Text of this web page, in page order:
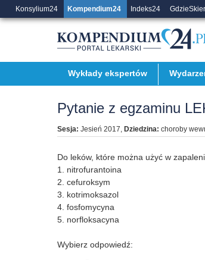
Konsylium24 Kompendium24 Indeks24
Wykłady ekspertów
Pytanie z egzaminu
Sesja: Jesień 2017, Dziedzina: choroby
Do leków, które można użyć w
1. nitrofurantoina
2. cefuroksym
3. kotrimoksazol
4. fosfomycyna
5. norfloksacyna
Wybierz odpowiedź: